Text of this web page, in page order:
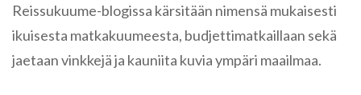
Reissukuume-blogissa kärsitään nimensä mukaisesti
ikuisesta matkakuumeesta, budjettimatkaillaan sekä
jaetaan vinkkejä ja kauniita kuvia ympäri maailmaa.